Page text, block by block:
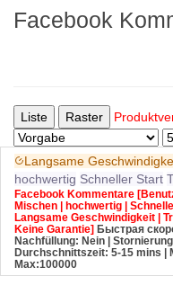
Facebook
Liste Raster
Langsame
hochwertig Schneller Start
Facebook Kommentare
Mischen | hochwertig |
Langsame Geschwindigkeit |
Keine Garantie] Быстрая
Nachfüllung: Nein |
Durchschnittszeit: 5-15 mins
Max:100000